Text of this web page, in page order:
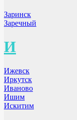
Заринск
Заречный
И
Ижевск
Иркутск
Иваново
Ишим
Искитим